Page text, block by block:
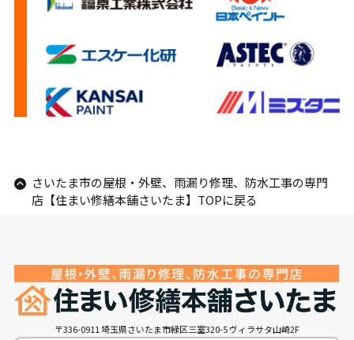
さいたま市の屋根・外壁、雨漏り修理、防水工事の専門
店【住まい修繕本舗さいたま】TOPに戻る
〒336-0911 埼玉県さいたま市緑区三室320-5 ヴィラサタ山崎2F